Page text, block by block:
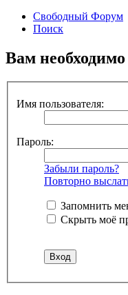
Свободный Форум
Поиск
Вам
Имя пользователя:
Пароль:
Забыли пароль?
Повторно
Запомнить
Скрыть моё